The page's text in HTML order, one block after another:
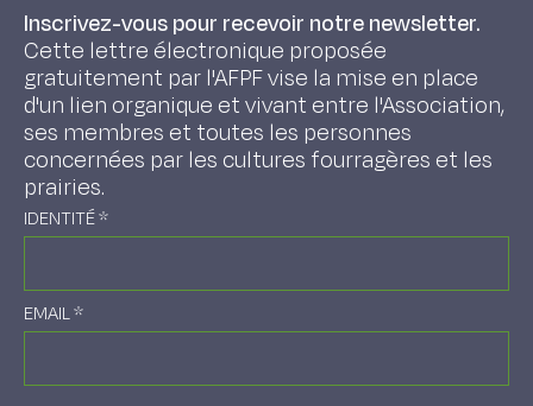
Inscrivez-vous pour recevoir notre newsletter.
Cette lettre électronique proposée
gratuitement par l'AFPF vise la mise en place
d'un lien organique et vivant entre l'Association,
ses membres et toutes les personnes
concernées par les cultures fourragères et les
prairies.
IDENTITÉ*
EMAIL*